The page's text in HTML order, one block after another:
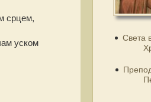
срцем,
уском
Света